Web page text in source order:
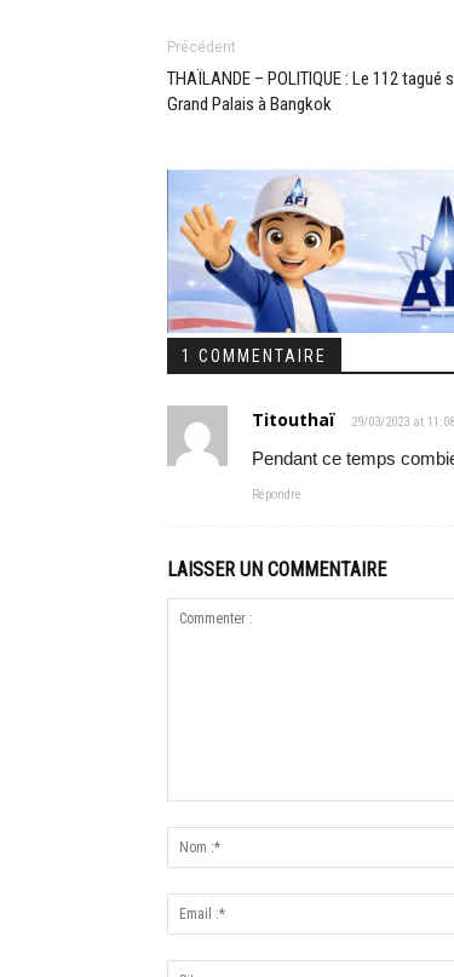
Précédent
THAÏLANDE – POLITIQUE : Le 112 tagué
Grand Palais à Bangkok
1 COMMENTAIRE
Titouthaï 29/03/2023 at
Pendant ce temps
Répondre
LAISSER UN COMMENTAIRE